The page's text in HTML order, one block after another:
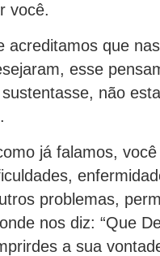
você.
acreditamos que
esse
não
já falamos,
problemas,
nos diz: “Que
a sua